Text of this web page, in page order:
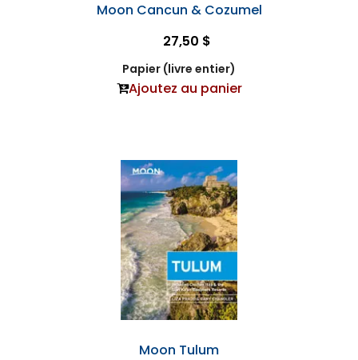
Moon Cancun & Cozumel
27,50 $
Papier (livre entier)
Ajoutez au panier
Moon Tulum